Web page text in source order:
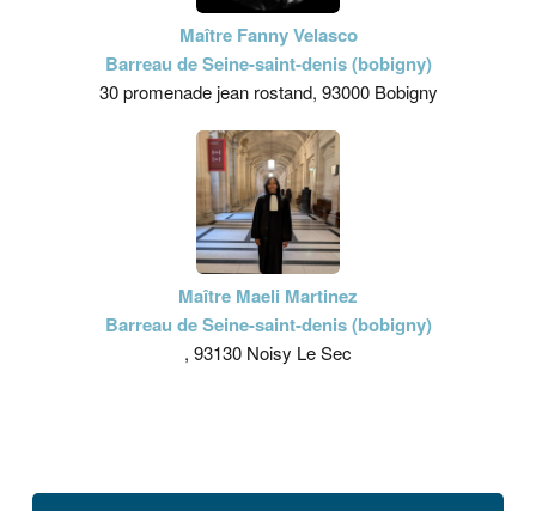
Maître Fanny Velasco
Barreau de Seine-saint-denis (bobigny)
30 promenade jean rostand, 93000 Bobigny
Maître Maeli Martinez
Barreau de Seine-saint-denis (bobigny)
, 93130 Noisy Le Sec